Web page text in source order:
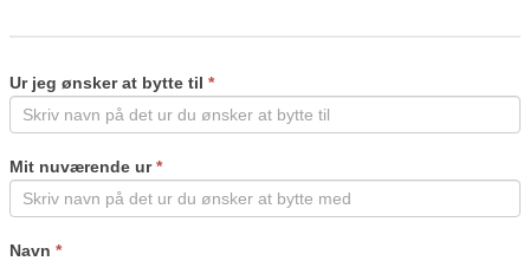
Ur jeg ønsker at bytte til *
Mit nuværende ur*
Navn *
human,
leave
this
blank.